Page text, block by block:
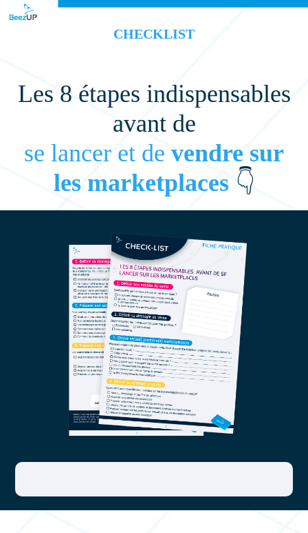
CHECKLIST
Les 8 étapes indispensables
avant de
se lancer et de vendre sur
les marketplaces 👇